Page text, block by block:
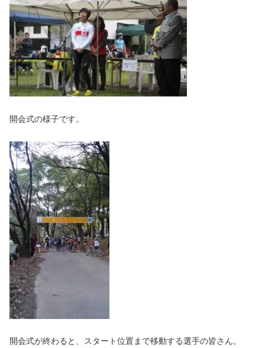
開会式の様子です。
開会式が終わると、スタート位置まで移動する選手の皆さん。